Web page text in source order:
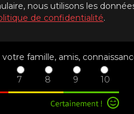
nous utilisons les
de confidentialité.
famille, amis,
7 8 9 10